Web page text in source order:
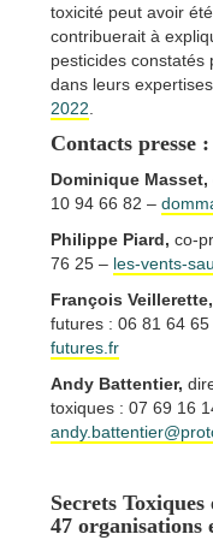
toxicité peut avoir
contribuerait à
pesticides constatés
dans leurs
2022.
Contacts presse :
Dominique Masset,
10 94 66 82 –
Philippe Piard, co-
76 25 – les-vents-
François Veillerette,
futures : 06 81 64 65
futures.fr
Andy Battentier,
toxiques : 07 69 16
Secrets
47 organisations